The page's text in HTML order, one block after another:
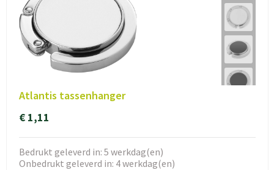
Atlantis tassenhanger
€ 1,11
Bedrukt geleverd in: 5 werkdag(en)
Onbedrukt geleverd in: 4 werkdag(en)